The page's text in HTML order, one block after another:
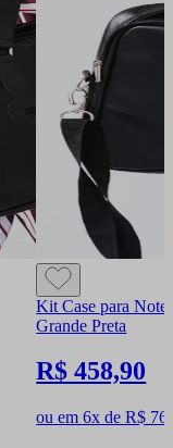
Kit Case para
Grande Preta
R$ 458,90
ou em 6x de R$